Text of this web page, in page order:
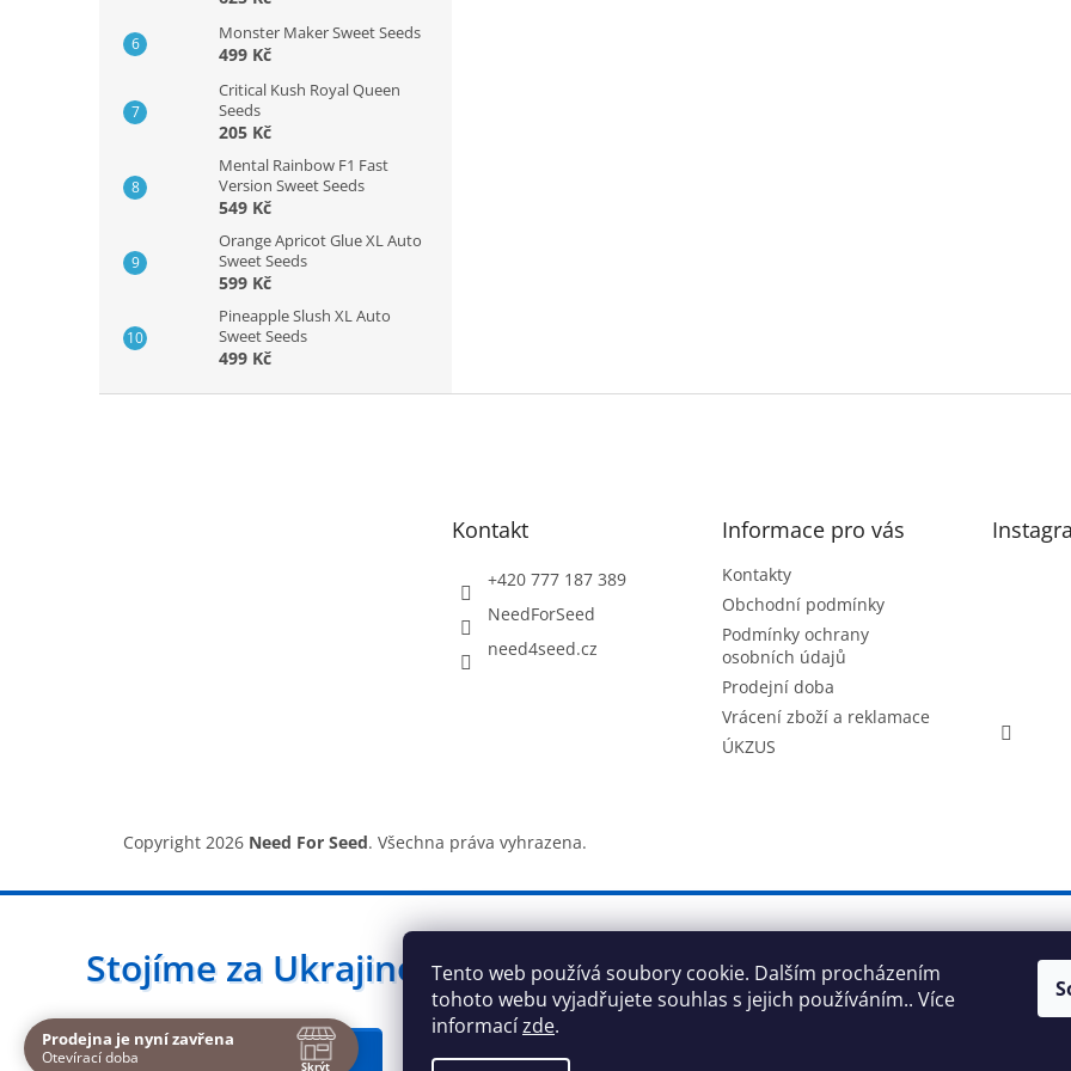
Tento web používá soubory cookie. Dalším procházením
tohoto webu vyjadřujete souhlas s jejich používáním.. Více
informacízde.
Monster Maker Sweet Seeds
499 Kč
Critical Kush Royal Queen
Seeds
205 Kč
Mental Rainbow F1 Fast
Version Sweet Seeds
549 Kč
Orange Apricot Glue XL Auto
Sweet Seeds
599 Kč
Pineapple Slush XL Auto
Sweet Seeds
499 Kč
Kontakt
+420 777 187 389
NeedForSeed
need4seed.cz
Informace pro vás
Kontakty
Obchodní podmínky
Podmínky ochrany
osobních údajů
Prodejní doba
Vrácení zboží a reklamace
ÚKZUS
Copyright 2026 Need For Seed. Všechna práva vyhrazena.
Prodejna je nyní zavřena
Otevírací doba
Skrýt
Navštivte nás osobně
Stojíme za Ukrajinou ❤️
Jak a čím pomoci »